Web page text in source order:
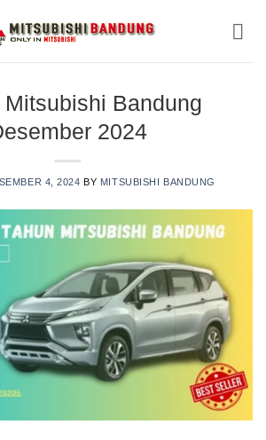
Mitsubishi Bandung
2024
4, 2024 BY MITSUBISHI BANDUNG